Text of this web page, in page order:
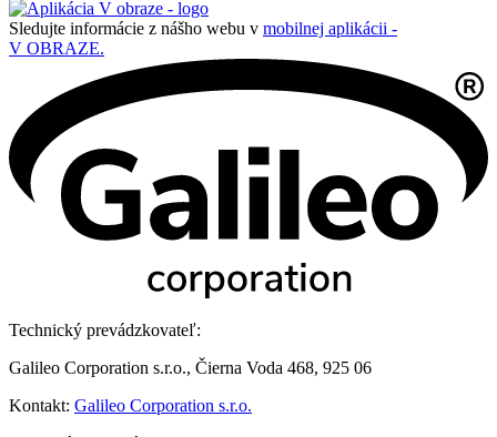
Sledujte informácie z nášho webu v mobilnej aplikácii -
V OBRAZE.
Technický prevádzkovateľ:
Galileo Corporation s.r.o., Čierna Voda 468, 925 06
Kontakt: Galileo Corporation s.r.o.